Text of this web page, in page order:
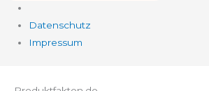
Datenschutz
Impressum